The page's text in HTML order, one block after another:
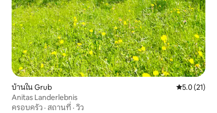
บ้านใน Grub คะแนนเฉลี่ย
5.0 (21)
Anitas Landerlebnis
ครอบครัว · สถานที่ · วิว